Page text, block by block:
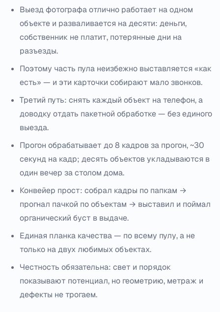
Выезд фотографа отлично работает на одном
объекте и разваливается на десяти: деньги,
собственник не платит, потерянные дни на
разъезды.
Поэтому часть пула неизбежно выставляется «как
есть» — и эти карточки собирают мало звонков.
Третий путь: снять каждый объект на телефон, а
доводку отдать пакетной обработке — без единого
выезда.
Прогон обрабатывает до 8 кадров за прогон, ~30
секунд на кадр; десять объектов укладываются в
один вечер за столом дома.
Конвейер прост: собрал кадры по папкам →
прогнал пачкой по объектам → выставил и поймал
органический буст в выдаче.
Единая планка качества — по всему пулу, а не
только на двух любимых объектах.
Честность обязательна: свет и порядок
показывают потенциал, но геометрию, метраж и
дефекты не трогаем.